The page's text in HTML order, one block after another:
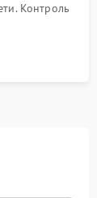
Контроль
режима и